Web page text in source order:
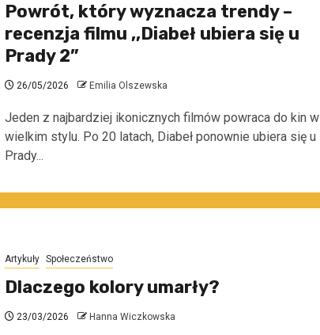
Powrót, który wyznacza trendy –
recenzja filmu ,,Diabeł ubiera się u
Prady 2”
26/05/2026 Emilia Olszewska
Jeden z najbardziej ikonicznych filmów powraca do kin w
wielkim stylu. Po 20 latach, Diabeł ponownie ubiera się u
Prady...
Artykuły Społeczeństwo
Dlaczego kolory umarły?
23/03/2026 Hanna Wiczkowska